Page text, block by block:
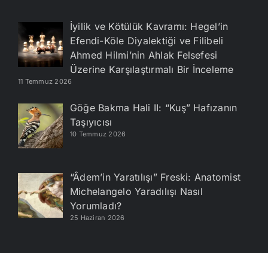
İyilik ve Kötülük Kavramı: Hegel’in
Efendi-Köle Diyalektiği ve Filibeli
Ahmed Hilmi’nin Ahlak Felsefesi
Üzerine Karşılaştırmalı Bir İnceleme
11 Temmuz 2026
Göğe Bakma Hali II: “Kuş” Hafızanın
Taşıyıcısı
10 Temmuz 2026
“Âdem’in Yaratılışı” Freski: Anatomist
Michelangelo Yaradılışı Nasıl
Yorumladı?
25 Haziran 2026